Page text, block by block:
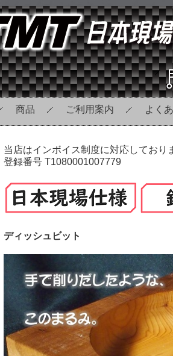
商品 ご利用案内 よく
当店はインボイス制度に対応しており
登録番号 T1080001007779
ディッシュビット